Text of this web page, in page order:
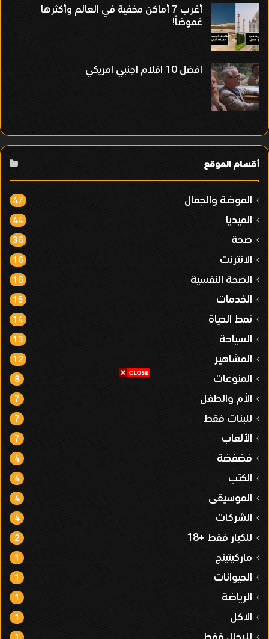
أغرب 7 أماكن مخفية في العالم وأكثرها
غموضاً!
افضل 10 افلام اجنبي امريكي
أقسام الموقع
الموضة والجمال 47
الميديا 44
صحة 36
الانترنت 16
الصحة النفسية 16
الخدمات 15
نمط الحياة 14
السياحة 13
المشاهير 12
المنوعات 8
الأم والطفل 7
للبنات فقط 7
الألعاب 7
فضفضة 4
الكتب 4
الموسيقى 4
الشركات 4
للكبار فقط +18 2
ماركيتينج 1
الحيوانات 1
الرياضة 1
الاكل 1